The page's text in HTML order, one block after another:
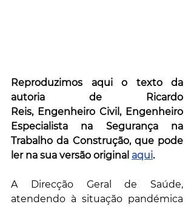
Reproduzimos aqui o texto da
autoria de Ricardo
Reis, Engenheiro Civil, Engenheiro
Especialista na Segurança na
Trabalho da Construção, que pode
ler na sua versão original aqui.
A Direcção Geral de Saúde,
atendendo à situação pandémica